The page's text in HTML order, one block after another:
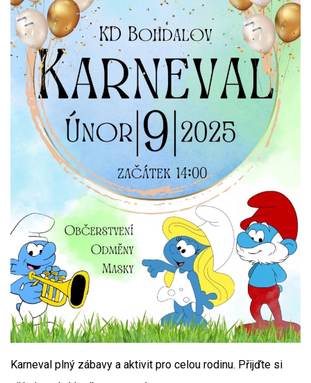
Karneval plný zábavy a aktivit pro celou rodinu. Přijďte si